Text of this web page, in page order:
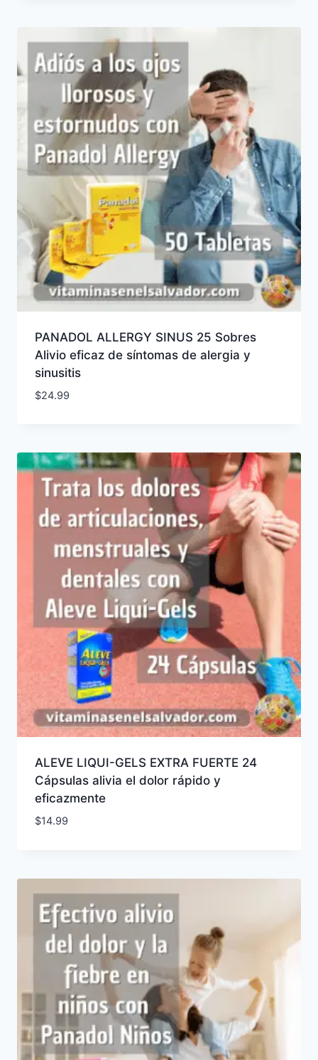
PANADOL ALLERGY SINUS 25 Sobres
Alivio eficaz de síntomas de alergia y
sinusitis
$24.99
ALEVE LIQUI-GELS EXTRA FUERTE 24
Cápsulas alivia el dolor rápido y
eficazmente
$14.99